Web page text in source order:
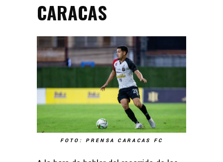
CARACAS
FOTO: PRENSA CARACAS FC